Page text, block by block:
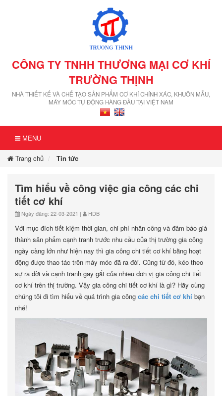
CÔNG TY TNHH THƯƠNG MẠI CƠ KHÍ
TRƯỜNG THỊNH
NHÀ THIẾT KẾ VÀ CHẾ TẠO SẢN PHẨM CƠ KHÍ CHÍNH XÁC, KHUÔN MẪU,
MÁY MÓC TỰ ĐỘNG HÀNG ĐẦU TẠI VIỆT NAM
MENU
Trang chủ Tin tức
Tìm hiểu về công việc gia công các chi
tiết cơ khí
Ngày đăng: 22-03-2021 | HDB
Với mục đích tiết kiệm thời gian, chi phí nhân công và đảm bảo giá
thành sản phẩm cạnh tranh trước nhu cầu của thị trường gia công
ngày càng lớn như hiện nay thì gia công chi tiết cơ khí bằng hoạt
động được thao tác trên máy móc đã ra đời. Cũng từ đó, kéo theo
sự ra đời và cạnh tranh gay gắt của nhiều đơn vị gia công chi tiết
cơ khí trên thị trường. Vậy gia công chi tiết cơ khí là gì? Hãy cùng
chúng tôi đi tìm hiểu về quá trình gia công các chi tiết cơ khí bạn
nhé!